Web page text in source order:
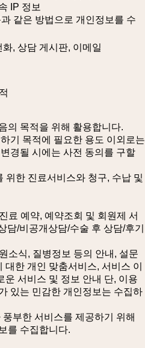
IP 정보
같은 방법으로 개인정보를 수
, 상담 게시판, 이메일
의 목적을 위해 활용합니다.
기 목적에 필요한 용도 이외로는
경될 시에는 사전 동의를 구할
위한 진료서비스와 청구, 수납 및
료 예약, 예약조회 및 회원제 서
담/비공개상담/수술 후 상담/후기
소식, 질병정보 등의 안내, 설문
한 개인 맞춤서비스, 서비스 이
운 서비스 및 정보 안내 단, 이용
있는 민감한 개인정보는 수집하
부한 서비스를 제공하기 위해
를 수집합니다.